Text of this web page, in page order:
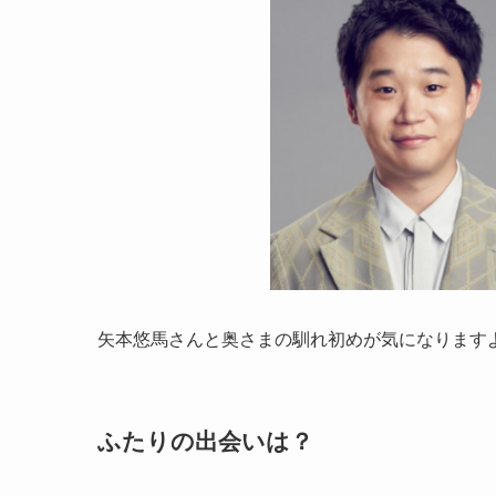
矢本悠馬さんと奥さまの馴れ初めが気になります
ふたりの出会いは？